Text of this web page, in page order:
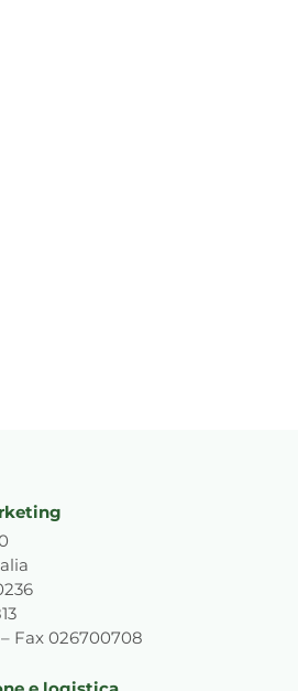
Fax 026700708